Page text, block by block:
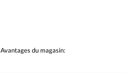
Avantages du magasin: